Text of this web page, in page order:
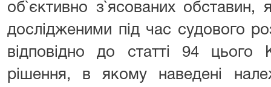
об`єктивно з`ясованих обставин,
дослідженими під час судового
відповідно до статті 94
рішення, в якому наведені